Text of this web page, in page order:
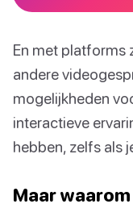
En met platforms
andere
mogelijkheden
interactieve
hebben, zelfs als
Maar